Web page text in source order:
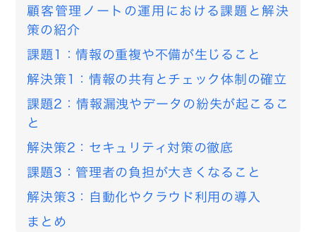
顧客管理ノートの運用における課題と解決
策の紹介
課題1：情報の重複や不備が生じること
解決策1：情報の共有とチェック体制の確立
課題2：情報漏洩やデータの紛失が起こるこ
と
解決策2：セキュリティ対策の徹底
課題3：管理者の負担が大きくなること
解決策3：自動化やクラウド利用の導入
まとめ